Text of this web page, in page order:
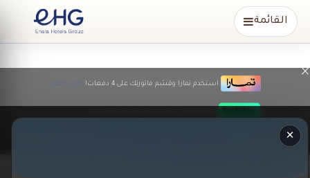
القائمة
استخدم تمارا وقسّم فاتورتك على 4 دفعات! اعرف المزيد
×
×